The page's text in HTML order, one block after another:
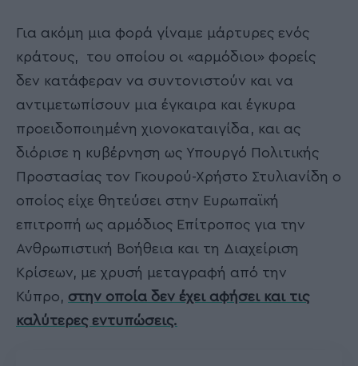
Για ακόμη μια φορά γίναμε μάρτυρες ενός
κράτους, του οποίου οι «αρμόδιοι» φορείς
δεν κατάφεραν να συντονιστούν και να
αντιμετωπίσουν μια έγκαιρα και έγκυρα
προειδοποιημένη χιονοκαταιγίδα, και ας
διόρισε η κυβέρνηση ως Υπουργό Πολιτικής
Προστασίας τον Γκουρού-Χρήστο Στυλιανίδη ο
οποίος είχε θητεύσει στην Ευρωπαϊκή
επιτροπή ως αρμόδιος Επίτροπος για την
Ανθρωπιστική Βοήθεια και τη Διαχείριση
Κρίσεων, με χρυσή μεταγραφή από την
Κύπρο, στην οποία δεν έχει αφήσει και τις
καλύτερες εντυπώσεις.